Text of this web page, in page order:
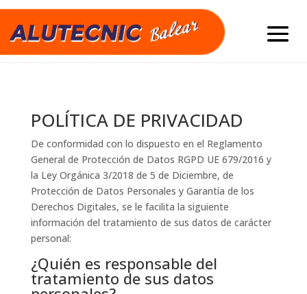
POLÍTICA DE PRIVACIDAD
De conformidad con lo dispuesto en el Reglamento
General de Protección de Datos RGPD UE 679/2016 y
la Ley Orgánica 3/2018 de 5 de Diciembre, de
Protección de Datos Personales y Garantía de los
Derechos Digitales, se le facilita la siguiente
información del tratamiento de sus datos de carácter
personal:
¿Quién es responsable del
tratamiento de sus datos